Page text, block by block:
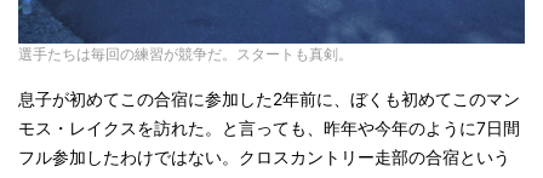
選手たちは毎回の練習が競争だ。スタートも真剣。
息子が初めてこの合宿に参加した2年前に、ぼくも初めてこのマン
モス・レイクスを訪れた。と言っても、昨年や今年のように7日間
フル参加したわけではない。クロスカントリー走部の合宿という